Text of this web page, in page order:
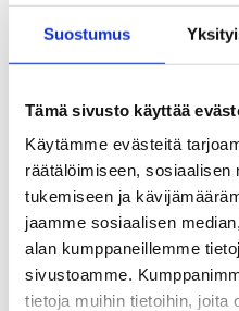
Suostumus
Tämä sivusto käyttää
Käytämme evästeitä
räätälöimiseen, sosiaalisen
tukemiseen ja
jaamme sosiaalisen
alan kumppaneillemme
sivustoamme.
tietoja muihin tietoihin, joita
digitointihanke toi
Jääkiekkokirjaa. Niiden
SM-liigaa edeltäneen
ottelupöytäkirjoja
Jääkiekkoliiton
Kulttuurikeskus Tahdon
KULTTUURIKESKUS